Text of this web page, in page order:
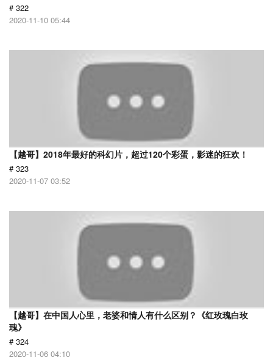
# 322
2020-11-10 05:44
【越哥】2018年最好的科幻片，超过120个彩蛋，影迷的狂欢！
# 323
2020-11-07 03:52
【越哥】在中国人心里，老婆和情人有什么区别？《红玫瑰白玫
瑰》
# 324
2020-11-06 04:10